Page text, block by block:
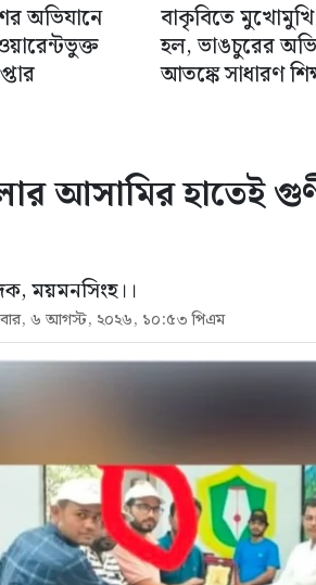
অভিযানে
বাকৃবিতে
হল, ভাঙচুরের
আতঙ্কে সাধারণ
আসামির হাতেই
ময়মনসিংহ।।
৬ আগস্ট, ২০২৬, ১০:৫৩ পিএম